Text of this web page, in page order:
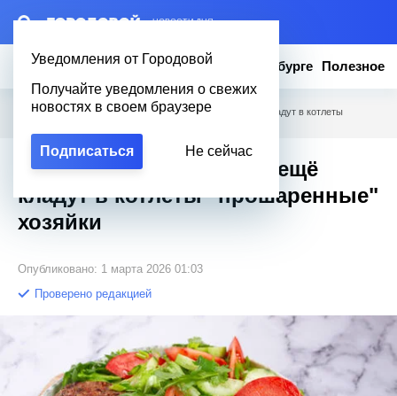
– НОВОСТИ ДНЯ
Уведомления от Городовой
Получайте уведомления о свежих
новостях в своем браузере
Подписаться Не сейчас
Новости Эксклюзив Вопросы о Петербурге Полезное
Городовой Полезное / Не хлеб и не батон: Что ещё кладут в котлеты
Не хлеб и не батон: Что ещё
кладут в котлеты "прошаренные"
хозяйки
Опубликовано: 1 марта 2026 01:03
Проверено редакцией